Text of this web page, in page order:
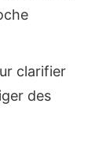
clarifier
des